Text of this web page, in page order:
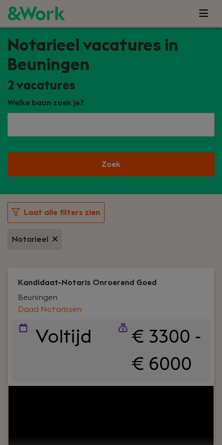
Notarieel vacatures in
Beuningen
2 vacatures
Welke baan zoek je?
Zoek
Laat alle filters zien
Notarieel
Kandidaat-Notaris Onroerend Goed
Daad Notarissen
Beuningen
Voltijd
€ 3300 -
€ 6000